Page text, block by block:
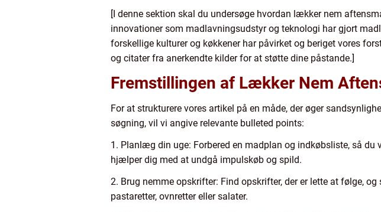
[I denne sektion skal du undersøge hvordan lækker nem
innovationer som madlavningsudstyr og teknologi har gjort
forskellige kulturer og køkkener har påvirket og beriget vores
og citater fra anerkendte kilder for at støtte dine påstande.]
Fremstillingen af Lækker Nem
For at strukturere vores artikel på en måde, der øger
søgning, vil vi angive relevante bulleted points:
1. Planlæg din uge: Forbered en madplan og indkøbsliste, så
hjælper dig med at undgå impulskøb og spild.
2. Brug nemme opskrifter: Find opskrifter, der er lette at følge,
pastaretter, ovnretter eller salater.